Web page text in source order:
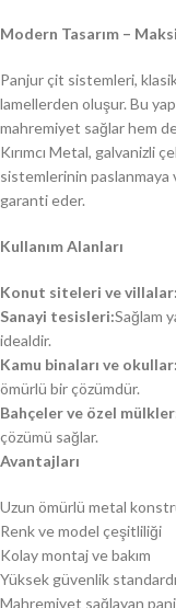
Modern Tasarım –
Panjur çit sistemleri,
lamellerden oluşur. Bu
mahremiyet sağlar hem
Kırımcı Metal, galvanizli
sistemlerinin paslanmaya
garanti eder.
Kullanım Alanları
Konut siteleri ve villalar:
Sanayi tesisleri:Sağlam
idealdir.
Kamu binaları ve okullar:
ömürlü bir çözümdür.
Bahçeler ve özel
çözümü sağlar.
Avantajları
Uzun ömürlü metal
Renk ve model çeşitliliği
Kolay montaj ve bakım
Yüksek güvenlik standardı
Mahremiyet sağlayan